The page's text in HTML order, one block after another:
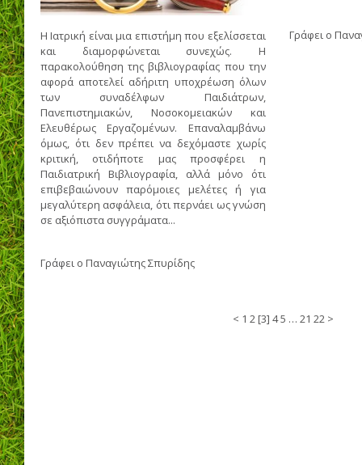
Η Ιατρική είναι μια επιστήμη που εξελίσσεται
και διαμορφώνεται συνεχώς. Η
παρακολούθηση της βιβλιογραφίας που την
αφορά αποτελεί αδήριτη υποχρέωση όλων
των συναδέλφων Παιδιάτρων,
Πανεπιστημιακών, Νοσοκομειακών και
Ελευθέρως Εργαζομένων. Επαναλαμβάνω
όμως, ότι δεν πρέπει να δεχόμαστε χωρίς
κριτική, οτιδήποτε μας προσφέρει η
Παιδιατρική Βιβλιογραφία, αλλά μόνο ότι
επιβεβαιώνουν παρόμοιες μελέτες ή για
μεγαλύτερη ασφάλεια, ότι περνάει ως γνώση
σε αξιόπιστα συγγράματα...
Γράφει ο Παναγιώτης Σπυρίδης
Γράφει ο
< 1 2 3 45 … 21 22 >